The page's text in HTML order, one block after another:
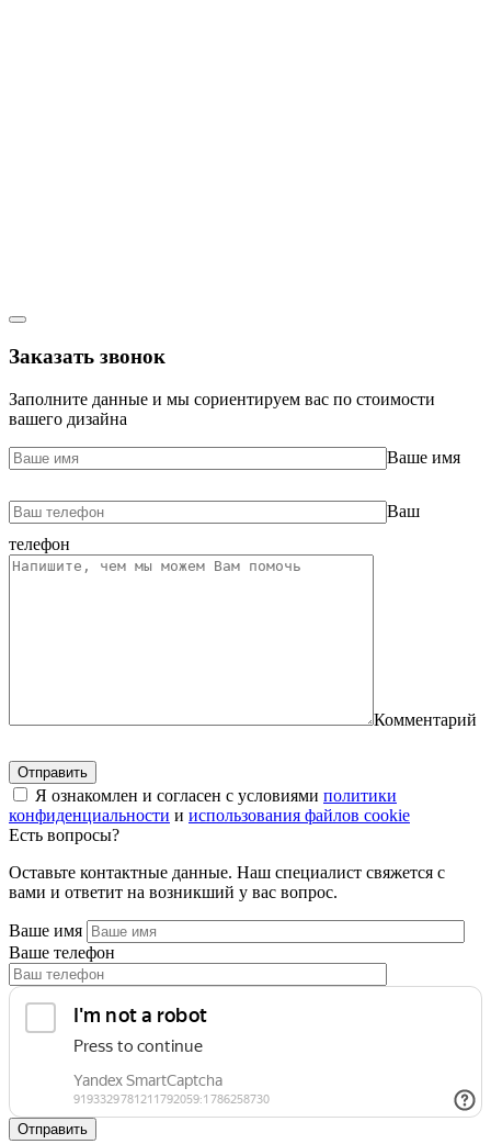
Заказать звонок
Заполните данные и мы сориентируем вас по стоимости
вашего дизайна
Ваше имя
Ваш
телефон
Комментарий
Я ознакомлен и согласен с условиями политики
конфиденциальности и использования файлов cookie
Есть вопросы?
Оставьте контактные данные. Наш специалист свяжется с
вами и ответит на возникший у вас вопрос.
Ваше имя
Ваше телефон